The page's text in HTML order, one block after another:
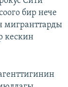
бир нече
мигранттарды
кескин